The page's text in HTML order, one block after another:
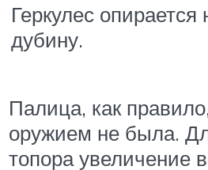
Геркулес
дубину.
Палица, как
оружием не была.
топора увеличение